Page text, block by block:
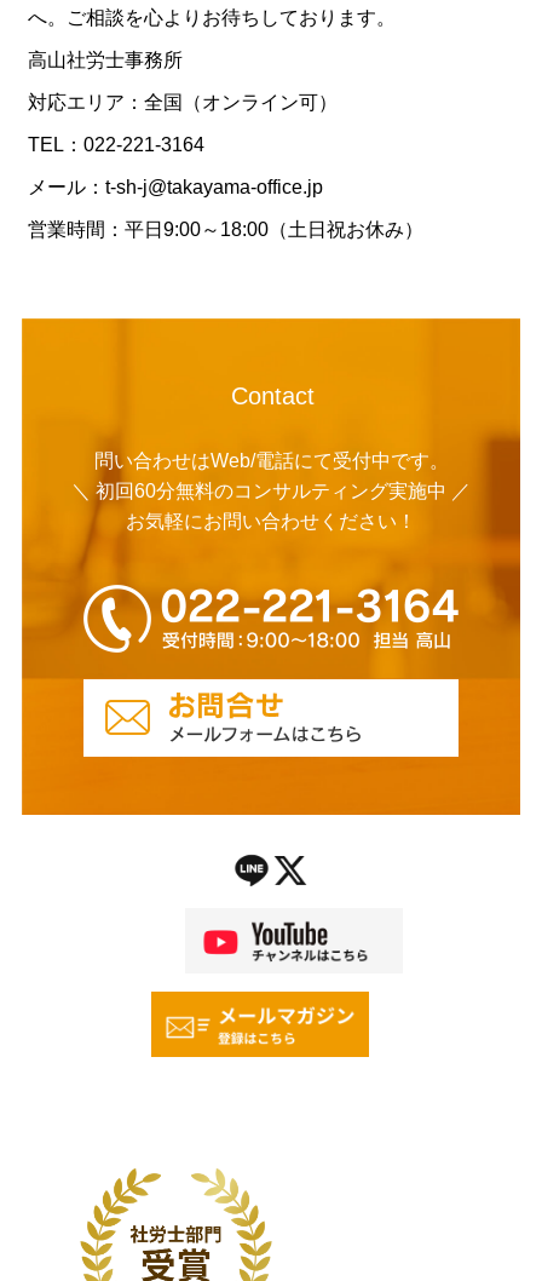
へ。ご相談を心よりお待ちしております。
高山社労士事務所
対応エリア：全国（オンライン可）
TEL：022-221-3164
メール：t-sh-j@takayama-office.jp
営業時間：平日9:00～18:00（土日祝お休み）
Contact
問い合わせはWeb/電話にて受付中です。
＼ 初回60分無料のコンサルティング実施中 ／
お気軽にお問い合わせください！